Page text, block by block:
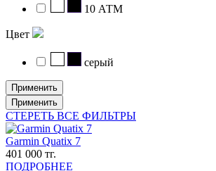
10 АТМ
Цвет
серый
Применить
Применить
СТЕРЕТЬ ВСE ФИЛЬТРЫ
Garmin Quatix 7
401 000 тг.
ПОДРОБНЕЕ